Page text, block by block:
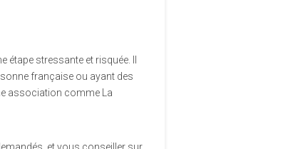
étape stressante et risquée. Il
française ou ayant des
association comme La
et vous conseiller sur